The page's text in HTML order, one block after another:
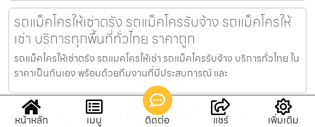
รถแม็คโครให้เช่าตรัง รถแม็คโครรับจ้าง รถแม็คโครให้
เช่า บริการทุกพื้นที่ทั่วไทย ราคาถูก
รถแม็คโครให้เช่าตรัง รถแมคโครให้เช่า รถแม็คโครรับจ้าง บริการทั่วไทย ใน
ราคาเป็นกันเอง พร้อมด้วยทีมงานที่มีประสบการณ์ และ
รถแมคโครให้เช่าบ้านแพรก รถแม็คโครรับจ้าง รถ
หน้าหลัก เมนู ติดต่อ แชร์ เพิ่มเติม